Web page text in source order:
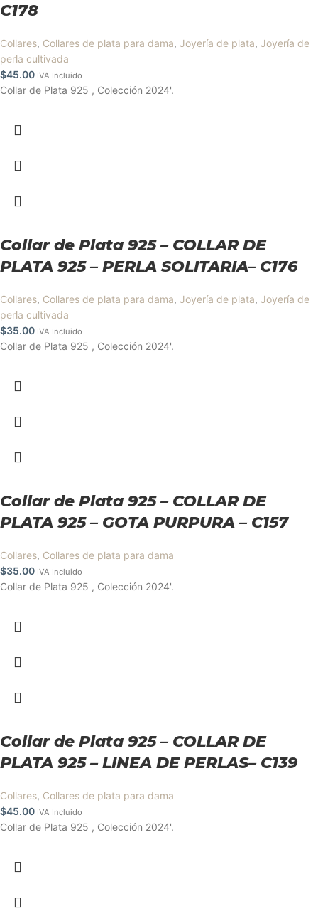
C178
Collares, Collares de plata para dama, Joyería de plata, Joyería de
perla cultivada
$45.00 IVA Incluido
Collar de Plata 925 , Colección 2024'.
Collar de Plata 925 – COLLAR DE
PLATA 925 – PERLA SOLITARIA– C176
Collares, Collares de plata para dama, Joyería de plata, Joyería de
perla cultivada
$35.00 IVA Incluido
Collar de Plata 925 , Colección 2024'.
Collar de Plata 925 – COLLAR DE
PLATA 925 – GOTA PURPURA – C157
Collares, Collares de plata para dama
$35.00 IVA Incluido
Collar de Plata 925 , Colección 2024'.
Collar de Plata 925 – COLLAR DE
PLATA 925 – LINEA DE PERLAS– C139
Collares, Collares de plata para dama
$45.00 IVA Incluido
Collar de Plata 925 , Colección 2024'.